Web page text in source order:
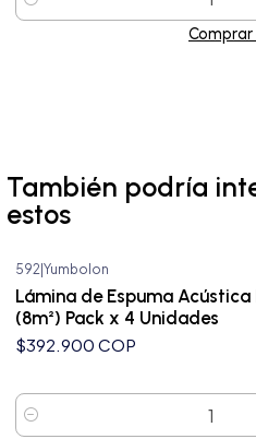
Cantidad
También podría
estos
592|Yumbolon
Lámina de Espuma
(8m²) Pack x 4 Unidades
$392.900 COP
Cantidad